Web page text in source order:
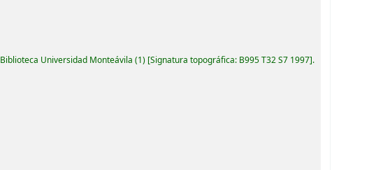
Biblioteca Universidad Monteávila (1) Signatura topográfica: B995 T32 S7 1997 .